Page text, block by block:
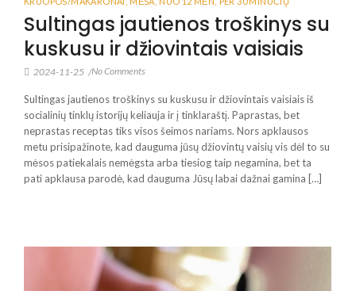
Sultingas jautienos troškinys su
kuskusu ir džiovintais vaisiais
2024-11-25 /No Comments
Sultingas jautienos troškinys su kuskusu ir džiovintais vaisiais iš
socialinių tinklų istorijų keliauja ir į tinklaraštį. Paprastas, bet
neprastas receptas tiks visos šeimos nariams. Nors apklausos
metu prisipažinote, kad dauguma jūsų džiovintų vaisių vis dėl to su
mėsos patiekalais nemėgsta arba tiesiog taip negamina, bet ta
pati apklausa parodė, kad dauguma Jūsų labai dažnai gamina […]